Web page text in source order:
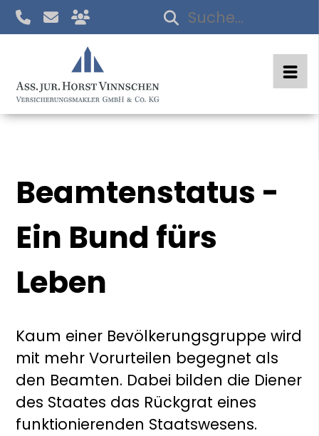
Beamtenstatus -
Ein Bund fürs
Leben
Kaum einer Bevölkerungsgruppe wird
mit mehr Vorurteilen begegnet als
den Beamten. Dabei bilden die Diener
des Staates das Rückgrat eines
funktionierenden Staatswesens.